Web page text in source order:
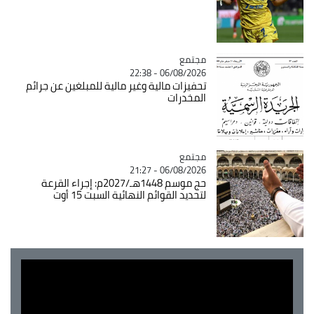
Catégorie
مجتمع
06/08/2026 - 22:38
تحفيزات مالية وغير مالية للمبلغين عن جرائم
المخدرات
Catégorie
مجتمع
06/08/2026 - 21:27
حج موسم 1448هـ/2027م: إجراء القرعة
لتحديد القوائم النهائية السبت 15 أوت